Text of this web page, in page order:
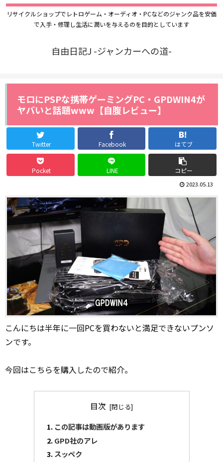
リサイクルショップでレトロゲーム・オーディオ・PCなどのジャンク品を安価
で入手・修理し生活に潤いを与えるのを目的としています
自由日記J -ジャンカーへの道-
モロにPSPな携帯ゲーミングPC・GPDWIN4が
ヤバいと話題www【自腹レビュー】
Twitter Facebook はてブ
Pocket LINE コピー
2023.05.13
こんにちは半年に一回PCを買わないと満足できないプンソ
ンです。
今回はこちらを購入したので紹介。
目次
この記事は動画版があります
GPD社のアレ
スッペク